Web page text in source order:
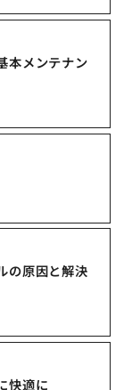
本メンテナン
の原因と解決
快適に